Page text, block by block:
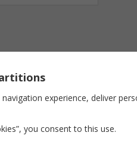
experience, deliver
you consent to this use.